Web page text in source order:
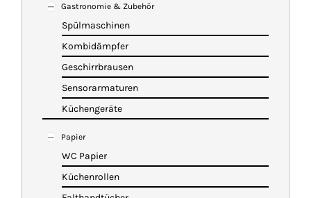
KATALOG
WARENKORB
Gastronomie & Zubehör
Spülmaschinen
Kombidämpfer
Geschirrbrausen
Sensorarmaturen
Küchengeräte
Papier
WC Papier
Küchenrollen